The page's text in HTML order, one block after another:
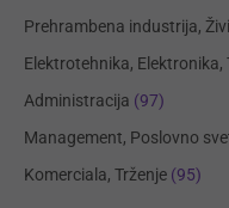
Prehrambena industrija,
Elektrotehnika, Elektronika,
Administracija (97)
Management, Poslovno
Komerciala, Trženje (95)